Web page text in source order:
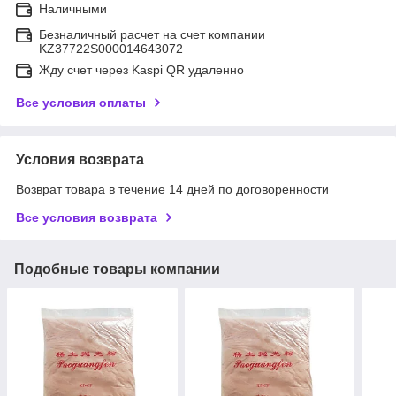
Наличными
Безналичный расчет на счет компании
KZ37722S000014643072
Жду счет через Kaspi QR удаленно
Все условия оплаты
Условия возврата
Возврат товара в течение 14 дней по договоренности
Все условия возврата
Подобные товары компании